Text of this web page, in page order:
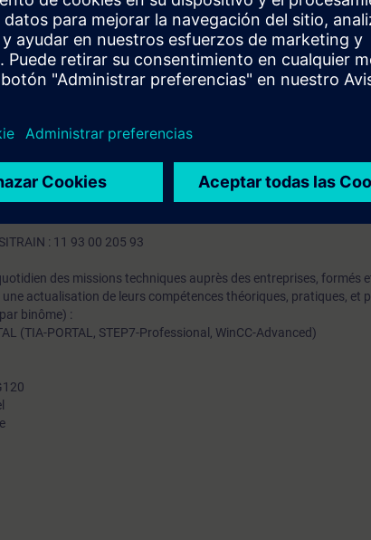
matérielle SIMATIC S7 avec TIA Portal
composants TIA
Classic A TIA Portal
un S7-1500
du S7-1500
IEC / GRAFCET / SCL.
avoir un niveau équivalent et une expérience approfondie
: 11 93 00 205 93
des missions techniques auprès des entreprises, formés
actualisation de leurs compétences théoriques, pratiques, et
binôme) :
(TIA-PORTAL, STEP7-Professional, WinCC-Advanced)